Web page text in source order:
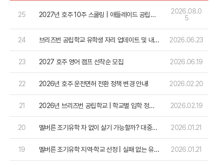
25
2027년 호주 10주 스쿨링 | 애들레이드 공립초
2026.08.0
5
24
브리즈번 공립학교 유학생 자리 업데이트 및 내년
2026.06.23
23 2027 호주 영어 캠프 선착순 모집 2026.06.19
22 2026년 호주 운전면허 전환 정책 변경 안내! 2026.02.20
21
2026년 브리즈번 공립학교 | 학교별 입학 정원
2026.02.19
20
멜버른 조기유학 차 없이 살기 가능할까? 대중교
2026.01.21
19
멜버른 조기유학 지역·학교 선정 | 실패 없는 유학
2026.01.21